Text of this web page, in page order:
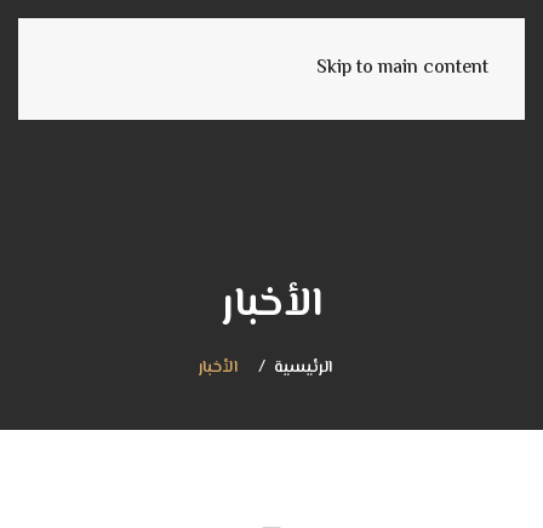
Skip to main content
الأخبار
الرئيسية الأخبار